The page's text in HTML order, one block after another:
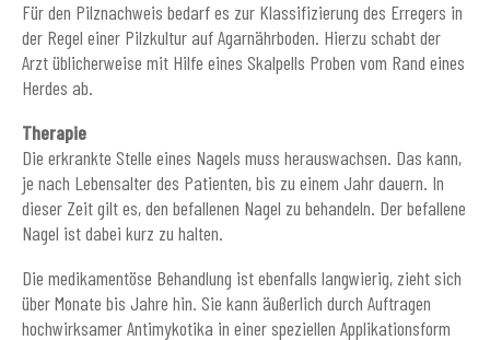
Für den Pilznachweis bedarf es zur Klassifizierung des Erregers in
der Regel einer Pilzkultur auf Agarnährboden. Hierzu schabt der
Arzt üblicherweise mit Hilfe eines Skalpells Proben vom Rand eines
Herdes ab.
Therapie
Die erkrankte Stelle eines Nagels muss herauswachsen. Das kann,
je nach Lebensalter des Patienten, bis zu einem Jahr dauern. In
dieser Zeit gilt es, den befallenen Nagel zu behandeln. Der befallene
Nagel ist dabei kurz zu halten.
Die medikamentöse Behandlung ist ebenfalls langwierig, zieht sich
über Monate bis Jahre hin. Sie kann äußerlich durch Auftragen
hochwirksamer Antimykotika in einer speziellen Applikationsform